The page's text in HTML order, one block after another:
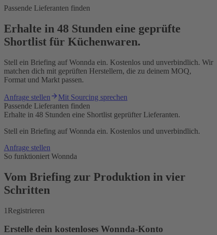
Passende Lieferanten finden
Erhalte in 48 Stunden eine geprüfte
Shortlist für Küchenwaren.
Stell ein Briefing auf Wonnda ein. Kostenlos und unverbindlich. Wir
matchen dich mit geprüften Herstellern, die zu deinem MOQ,
Format und Markt passen.
Anfrage stellen
Mit Sourcing sprechen
Passende Lieferanten finden
Erhalte in 48 Stunden eine Shortlist geprüfter Lieferanten.
Stell ein Briefing auf Wonnda ein. Kostenlos und unverbindlich.
Anfrage stellen
So funktioniert Wonnda
Vom Briefing zur Produktion in vier
Schritten
1 Registrieren
Erstelle dein kostenloses Wonnda-Konto